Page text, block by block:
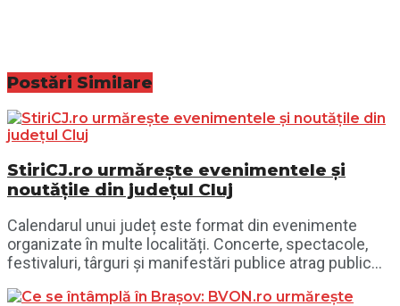
Postări Similare
StiriCJ.ro urmărește evenimentele și
noutățile din județul Cluj
Calendarul unui județ este format din evenimente
organizate în multe localități. Concerte, spectacole,
festivaluri, târguri și manifestări publice atrag public...